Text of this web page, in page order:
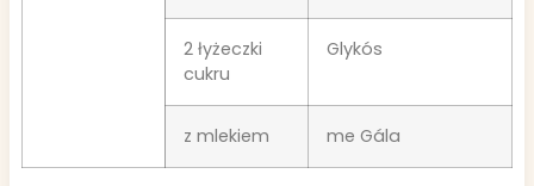
2 łyżeczki
cukru
Glykós
z mlekiem me Gála